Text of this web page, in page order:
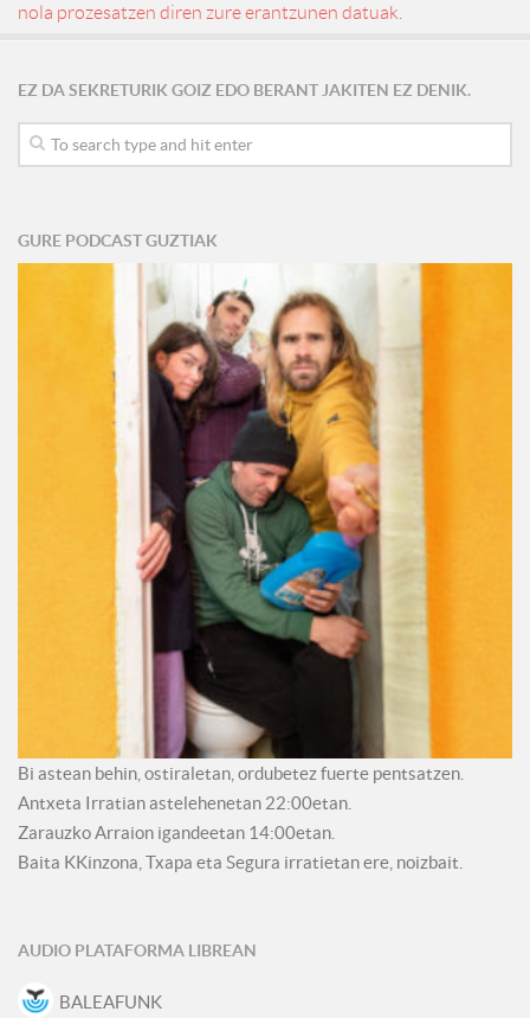
nola prozesatzen diren zure erantzunen datuak.
EZ DA SEKRETURIK GOIZ EDO BERANT JAKITEN EZ DENIK.
GURE PODCAST GUZTIAK
Bi astean behin, ostiraletan, ordubetez fuerte pentsatzen.
Antxeta Irratian astelehenetan 22:00etan.
Zarauzko Arraion igandeetan 14:00etan.
Baita KKinzona, Txapa eta Segura irratietan ere, noizbait.
AUDIO PLATAFORMA LIBREAN
BALEAFUNK